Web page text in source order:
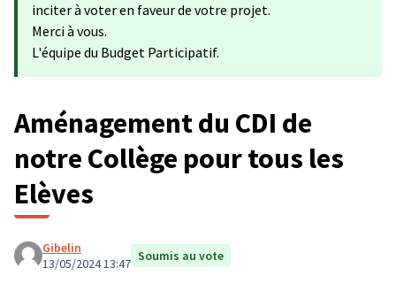
inciter à voter en faveur de votre projet.
Merci à vous.
L'équipe du Budget Participatif.
Aménagement du CDI de
notre Collège pour tous les
Elèves
Gibelin
13/05/2024 13:47 Soumis au vote